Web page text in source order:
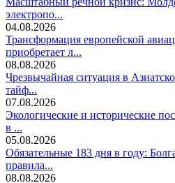
электропо...
04.08.2026
Трансформация европейской
приобретает л...
08.08.2026
Чрезвычайная ситуация в
тайф...
07.08.2026
Экологические и исторические
в ...
05.08.2026
Обязательные 183 дня в году:
правила...
08.08.2026